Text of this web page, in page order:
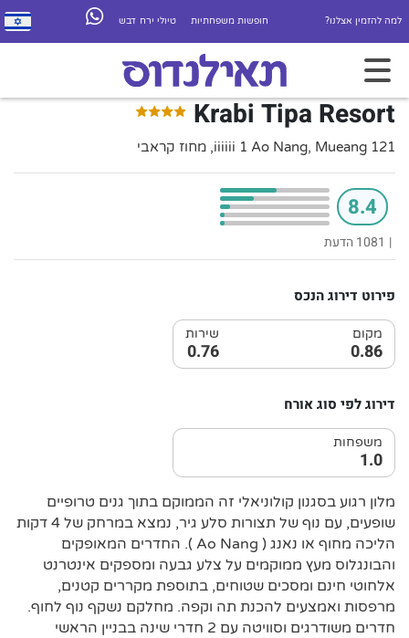
למה להזמין אצלנו? חופשות משפחתיות טיולי ירח דבש
Krabi Tipa Resort
121 iiiiii 1 Ao Nang, Mueang, מחוז קראבי
8.4
| 1081 הדעת
פירוט דירוג הנכס
מקום
0.86
שירות
0.76
דירוג לפי סוג אורח
משפחות
1.0
מלון רגוע בסגנון קולוניאלי זה הממוקם בתוך גנים טרופיים
שופעים, עם נוף של תצורות סלע גיר, נמצא במרחק של 4 דקות
הליכה מחוף או נאנג ( Ao Nang ). החדרים המאופקים
והבונגלוס מעץ ממוקמים על צלע גבעה ומספקים אינטרנט
אלחוטי חינם ומסכים שטוחים, בתוספת מקררים קטנים,
מרפסות ואמצעים להכנת תה וקפה. מחלקם נשקף נוף לחוף.
חדרים משודרגים וסוויטה עם 2 חדרי שינה בבניין הראשי